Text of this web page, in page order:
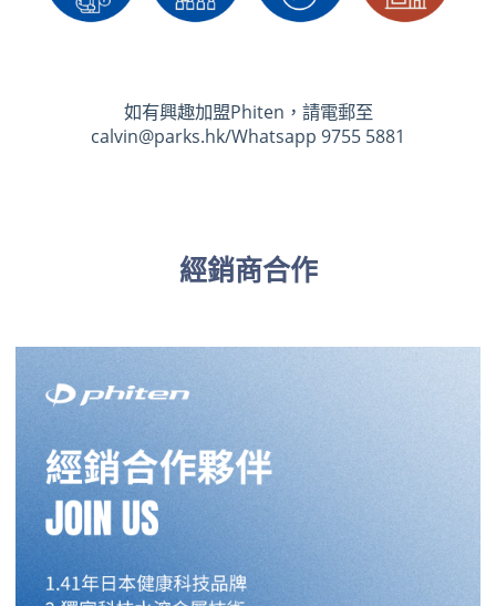
如有興趣加盟Phiten，請電郵至
calvin@parks.hk/Whatsapp 9755 5881
經銷商合作